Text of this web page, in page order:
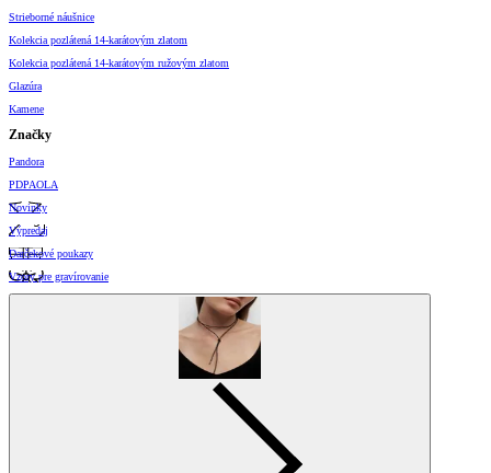
Strieborné náušnice
Kolekcia pozlátená 14-karátovým zlatom
Kolekcia pozlátená 14-karátovým ružovým zlatom
Glazúra
Kamene
Značky
Pandora
PDPAOLA
Novinky
Výpredaj
Darčekové poukazy
Vzory pre gravírovanie